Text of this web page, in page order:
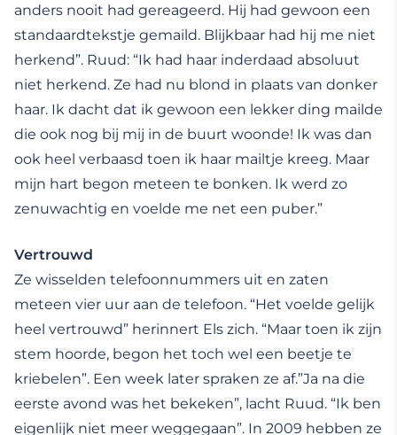
anders nooit had gereageerd. Hij had gewoon een
standaardtekstje gemaild. Blijkbaar had hij me niet
herkend”. Ruud: “Ik had haar inderdaad absoluut
niet herkend. Ze had nu blond in plaats van donker
haar. Ik dacht dat ik gewoon een lekker ding mailde
die ook nog bij mij in de buurt woonde! Ik was dan
ook heel verbaasd toen ik haar mailtje kreeg. Maar
mijn hart begon meteen te bonken. Ik werd zo
zenuwachtig en voelde me net een puber.”
Vertrouwd
Ze wisselden telefoonnummers uit en zaten
meteen vier uur aan de telefoon. “Het voelde gelijk
heel vertrouwd” herinnert Els zich. “Maar toen ik zijn
stem hoorde, begon het toch wel een beetje te
kriebelen”. Een week later spraken ze af.”Ja na die
eerste avond was het bekeken”, lacht Ruud. “Ik ben
eigenlijk niet meer weggegaan”. In 2009 hebben ze